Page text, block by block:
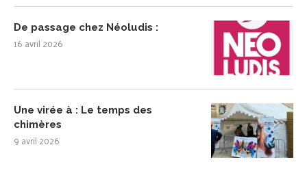
De passage chez Néoludis :
16 avril 2026
Une virée à : Le temps des
chimères
9 avril 2026